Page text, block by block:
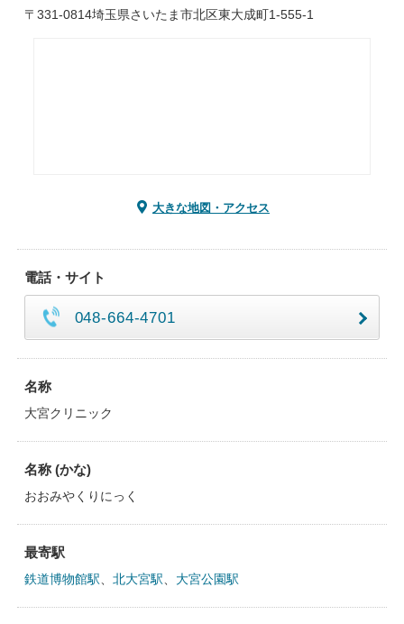
〒331-0814埼玉県さいたま市北区東大成町1-555-1
大きな地図・アクセス
電話・サイト
048-664-4701
名称
大宮クリニック
名称 (かな)
おおみやくりにっく
最寄駅
鉄道博物館駅 北大宮駅 大宮公園駅